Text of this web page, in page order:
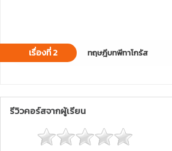
เรื่องที่ 2 ทฤษฎีบทพีทาโกรัส
รีวิวคอร์สจากผู้เรียน